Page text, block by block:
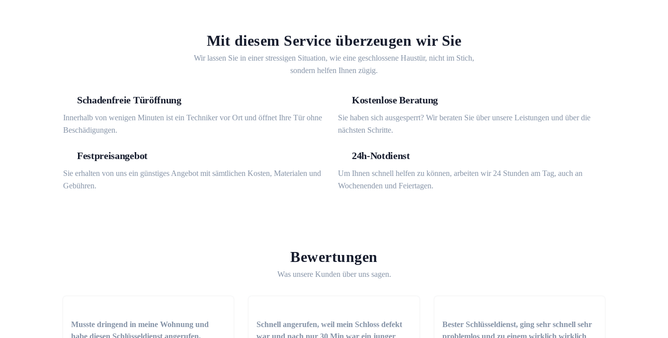
Mit diesem Service überzeugen wir Sie
Wir lassen Sie in einer stressigen Situation, wie eine geschlossene Haustür, nicht im Stich,
sondern helfen Ihnen zügig.
Schadenfreie Türöffnung
Innerhalb von wenigen Minuten ist ein Techniker vor Ort und öffnet Ihre Tür ohne
Beschädigungen.
Kostenlose Beratung
Sie haben sich ausgesperrt? Wir beraten Sie über unsere Leistungen und über die
nächsten Schritte.
Festpreisangebot
Sie erhalten von uns ein günstiges Angebot mit sämtlichen Kosten, Materialen und
Gebühren.
24h-Notdienst
Um Ihnen schnell helfen zu können, arbeiten wir 24 Stunden am Tag, auch an
Wochenenden und Feiertagen.
Bewertungen
Was unsere Kunden über uns sagen.
Musste dringend in meine Wohnung und
habe diesen Schlüsseldienst angerufen.
Schnell angerufen, weil mein Schloss defekt
war und nach nur 30 Min war ein junger
Bester Schlüsseldienst, ging sehr schnell sehr
problemlos und zu einem wirklich wirklich